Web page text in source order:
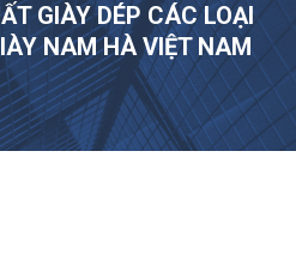
GIÀY DÉP CÁC LOẠI
NAM HÀ VIỆT NAM